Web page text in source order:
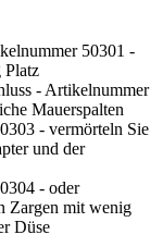
50301 -
Platz
- Artikelnummer
Mauerspalten
- vermörteln Sie
und der
- oder
Zargen mit wenig
Düse